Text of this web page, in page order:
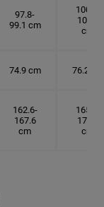
97.8-
99.1 cm
100.3-
101.6
cm
74.9 cm 76.2 cm
162.6-
167.6
cm
165.1-
172.7
cm